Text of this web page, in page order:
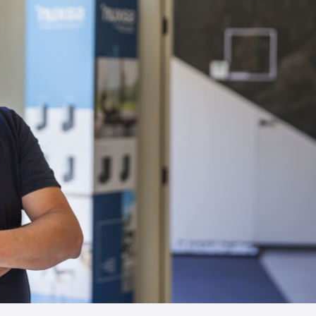
Portas Automáticas
Revestimentos teto e parede